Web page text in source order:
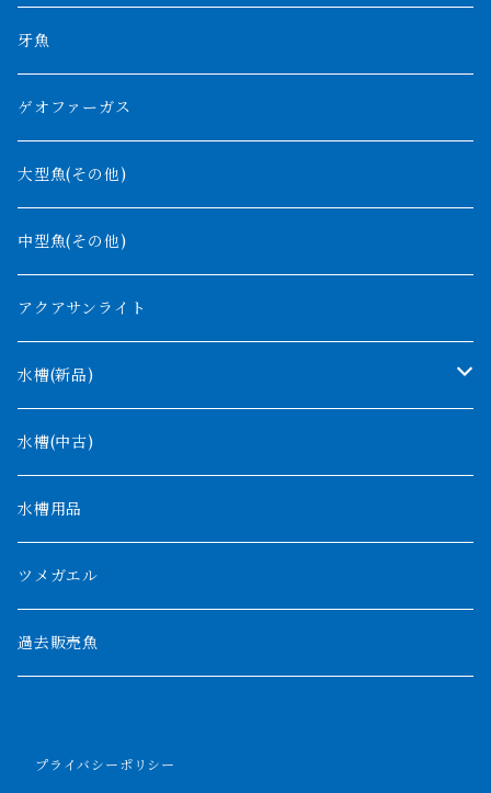
バンジャール
その他アロワナ
コウロントン
ラプラディ
ギニア
ナイジェリア
コンギクス
オルナティピンニス
コンゴ
タンガニーカ
ウィークシー
モケレンベンベ
デルヘッジ
ザイールグリーン
パルマス
ポーリー
セネガルス
ナイル川
ブリードポリプ
小型スネークヘッド
牙魚
ゲオファーガス
大型魚(その他)
中型魚(その他)
アクアサンライト
水槽(新品)
1200mm以下
1500mm
1800mm
2000mm以上
水槽(中古)
水槽用品
ツメガエル
過去販売魚
プライバシーポリシー